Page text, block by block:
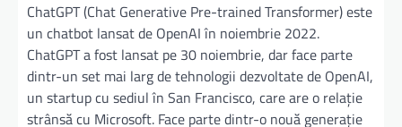
ChatGPT (Chat Generative Pre-trained Transformer) este
un chatbot lansat de OpenAI în noiembrie 2022.
ChatGPT a fost lansat pe 30 noiembrie, dar face parte
dintr-un set mai larg de tehnologii dezvoltate de OpenAI,
un startup cu sediul în San Francisco, care are o relație
strânsă cu Microsoft. Face parte dintr-o nouă generație